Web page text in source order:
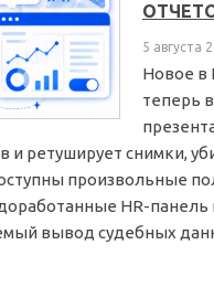
5 августа
Новое в
теперь
и ретуширует снимки,
произвольные
HR-
вывод судебных